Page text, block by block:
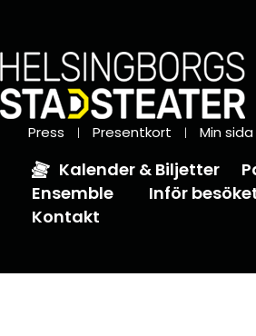
Press Presentkort Min sida
Kalender & Biljetter
Ensemble
Inför
Kontakt